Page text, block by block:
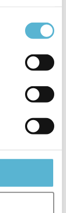
Hanglamp